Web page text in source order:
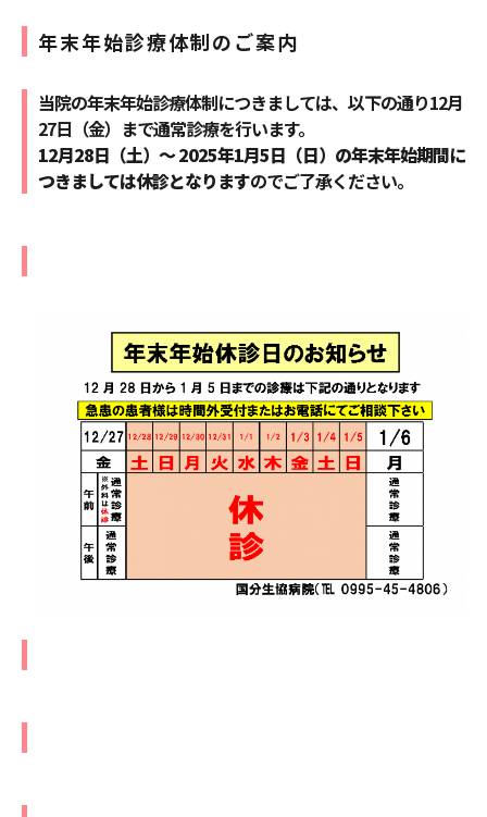
年末年始診療体制のご案内
当院の年末年始診療体制につきましては、以下の通り12月
27日（金）まで通常診療を行います。
12月28日（土）～ 2025年1月5日（日）の年末年始期間に
つきましては休診となりますのでご了承ください。